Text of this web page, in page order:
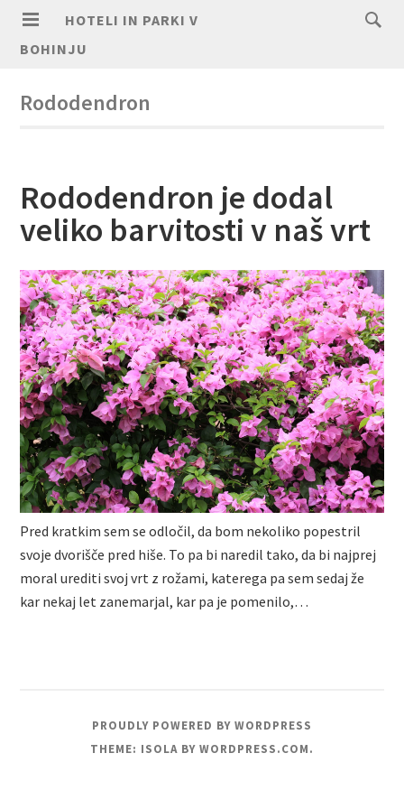
HOTELI IN PARKI V
BOHINJU
Rododendron
Rododendron je dodal
veliko barvitosti v naš vrt
Pred kratkim sem se odločil, da bom nekoliko popestril
svoje dvorišče pred hiše. To pa bi naredil tako, da bi najprej
moral urediti svoj vrt z rožami, katerega pa sem sedaj že
kar nekaj let zanemarjal, kar pa je pomenilo,…
PROUDLY POWERED BY WORDPRESS
THEME: ISOLA BY WORDPRESS.COM.